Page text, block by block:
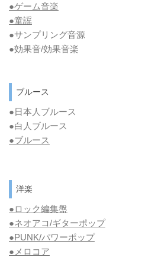
●ゲーム音楽
●童謡
●サンプリング音源
●効果音/効果音楽
ブルース
●日本人ブルース
●白人ブルース
●ブルース
洋楽
●ロック編集盤
●ネオアコ/ギターポップ
●PUNK/パワーポップ
●メロコア